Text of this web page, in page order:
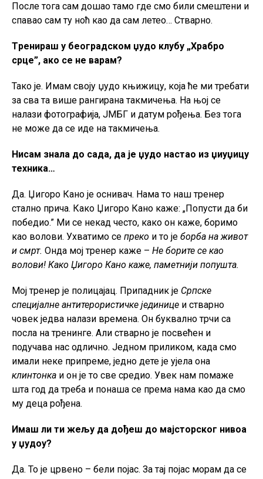
После тога сам дошао тамо где смо били смештени и
спавао сам ту ноћ као да сам летео… Стварно.
Tренираш у београдском џудо клубу „Храбро
срце”, ако се не варам?
Тако је. Имам своју џудо књижицу, која ће ми требати
за сва та више рангирана такмичења. На њој се
налази фотографија, ЈМБГ и датум рођења. Без тога
не може да се иде на такмичења.
Нисам знала до сада, да је џудо настао из џиуџицу
техника…
Да. Џигоро Кано је оснивач. Нама то наш тренер
стално прича. Како Џигоро Кано каже: „Попусти да би
победио.” Ми се некад често, како он каже, боримо
као волови. Ухватимо се преко и то је борба на живот
и смрт. Онда мој тренер каже – Не борите се као
волови! Како Џигоро Кано каже, паметнији попушта.
Мој тренер је полицајац. Припадник је Српске
специјалне антитерористичке јединице и стварно
човек једва налази времена. Он буквално трчи са
посла на тренинге. Али стварно је посвећен и
подучава нас одлично. Једном приликом, када смо
имали неке припреме, једно дете је ујела она
клинтонка и он је то све средио. Увек нам помаже
шта год да треба и понаша се према нама као да смо
му деца рођена.
Имаш ли ти жељу да дођеш до мајсторског нивоа
у џудоу?
Да. То је црвено – бели појас. За тај појас морам да се